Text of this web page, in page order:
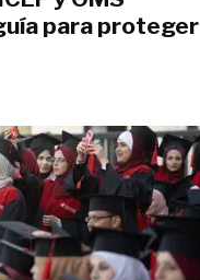
para proteger